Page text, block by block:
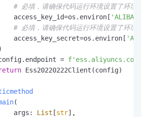
# 必填，请确保代码运行环境设置了环境变
access_key_id=os.environ[
# 必填，请确保代码运行环境设置了环境变量
access_key_secret=os.environ[
=
f'ess.aliyuncs.com'
Ess20220222Client(config)
(
args:
List [str],